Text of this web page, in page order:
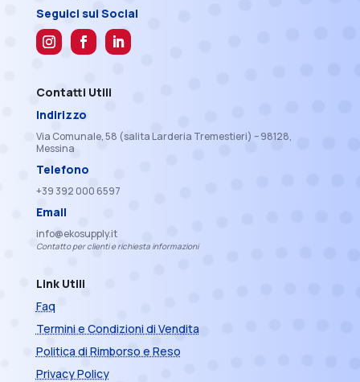
Seguici sui Social
Contatti Utili
Indirizzo
Via Comunale, 58 (salita Larderia Tremestieri) – 98128,
Messina
Telefono
+39 392 000 6597
Email
info@ekosupply.it
Contatto per clienti e richiesta informazioni
Link Utili
Faq
Termini e Condizioni di Vendita
Politica di Rimborso e Reso
Privacy Policy